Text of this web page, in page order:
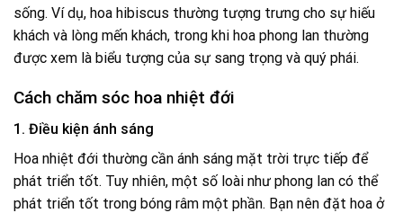
sống. Ví dụ, hoa hibiscus thường tượng trưng cho sự hiếu
khách và lòng mến khách, trong khi hoa phong lan thường
được xem là biểu tượng của sự sang trọng và quý phái.
Cách chăm sóc hoa nhiệt đới
1. Điều kiện ánh sáng
Hoa nhiệt đới thường cần ánh sáng mặt trời trực tiếp để
phát triển tốt. Tuy nhiên, một số loài như phong lan có thể
phát triển tốt trong bóng râm một phần. Bạn nên đặt hoa ở